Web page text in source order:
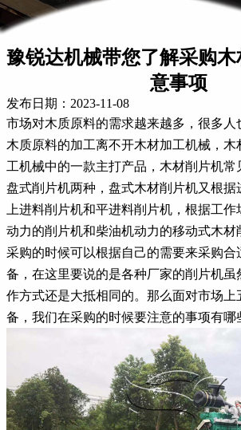
豫锐达机械带您了解采购
意事项
发布日期：2023-11-08
市场对木质原料的需求越来越多，很多人
木质原料的加工离不开木材加工机械，木
工机械中的一款主打产品，木材削片机常
盘式削片机两种，盘式木材削片机又根据
上进料削片机和平进料削片机，根据工
动力的削片机和柴油机动力的移动式木材
采购的时候可以根据自己的需要来采购合
备，在这里要说的是各种厂家的削片机虽
作方式还是大抵相同的。那么面对市场上
备，我们在采购的时候要注意的事项有哪